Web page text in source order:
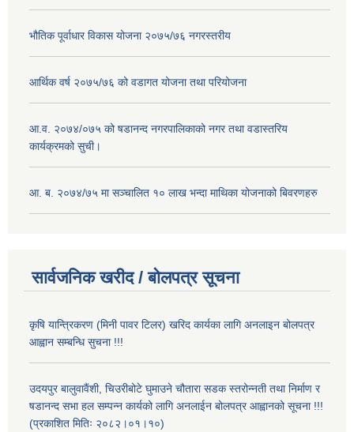
भौतिक पूर्वाधार विकास योजना २०७५/७६ नगरस्तरीय
आर्थिक वर्ष २०७५/७६ को वडागत योजना तथा परियोजना
आ.व. २०७४/०७५ को षडानन्द नगरपालिकाको नगर तथा वडास्तरिय
कार्यक्रमको सुची।
आ. ब. २०७४/७५ मा सञ्चालित १० लाख भन्दा माथिका योजनाको बिवरणहरु
सार्वजनिक खरीद / बोलपत्र सूचना
कृषि यान्त्रिकरण (मिनी पावर टिलर) खरिद कार्यका लागि अनलाइन बोलपत्र
आह्वान सम्बन्धि सुचना !!!
उदयपुर बालुवावैंशी, चिउरीबोटे घुमाउने चौतारा सडक स्तरोन्नती तथा निर्माण र
षडानन्द सभा हल सम्पन्न कार्यको लागि अनलाईन बोलपत्र आह्वानको सूचना !!!
(प्रकाशित मितिः २०८२।०१।१०)